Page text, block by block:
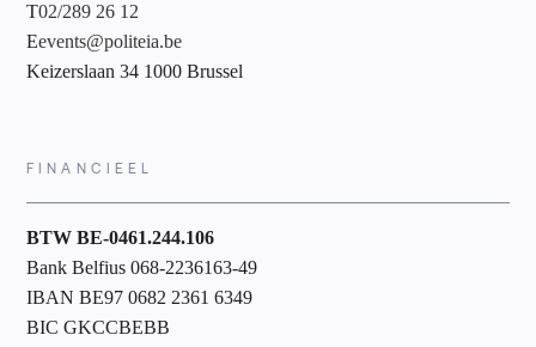
T02/289 26 12
Eevents@politeia.be
Keizerslaan 34 1000 Brussel
FINANCIEEL
BTW BE-0461.244.106
Bank Belfius 068-2236163-49
IBAN BE97 0682 2361 6349
BIC GKCCBEBB